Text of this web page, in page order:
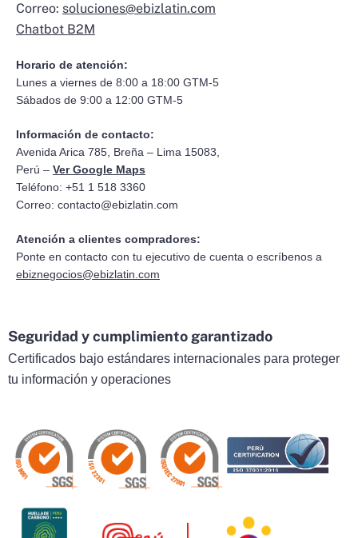
Correo: soluciones@ebizlatin.com
Chatbot B2M
Horario de atención:
Lunes a viernes de 8:00 a 18:00 GTM-5
Sábados de 9:00 a 12:00 GTM-5
Información de contacto:
Avenida Arica 785, Breña – Lima 15083,
Perú – Ver Google Maps
Teléfono: +51 1 518 3360
Correo: contacto@ebizlatin.com
Atención a clientes compradores:
Ponte en contacto con tu ejecutivo de cuenta o escríbenos a
ebiznegocios@ebizlatin.com
Seguridad y cumplimiento garantizado
Certificados bajo estándares internacionales para proteger
tu información y operaciones